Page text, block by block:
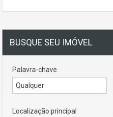
BUSQUE SEU IMÓVEL
Palavra-chave
Localização principal